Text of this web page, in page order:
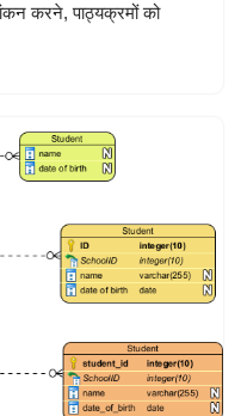
करने, पाठ्यक्रमों को